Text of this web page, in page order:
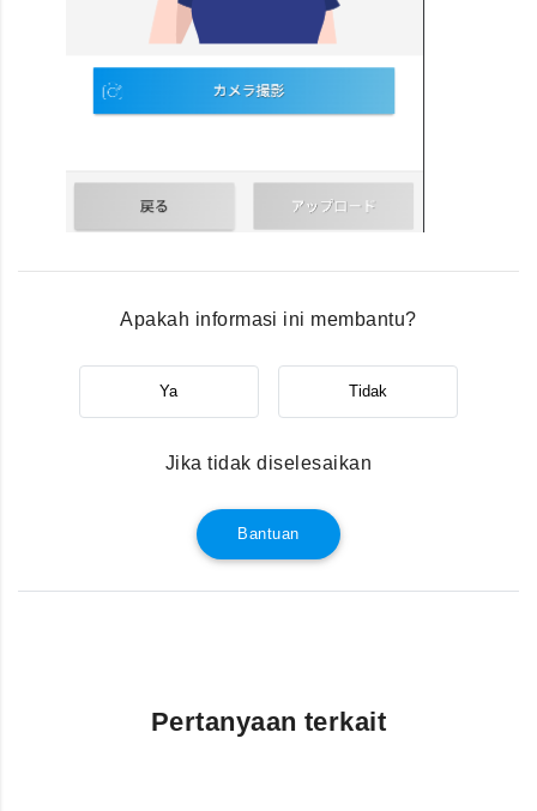
Apakah informasi ini membantu?
Ya Tidak
Jika tidak diselesaikan
Bantuan
Pertanyaan terkait